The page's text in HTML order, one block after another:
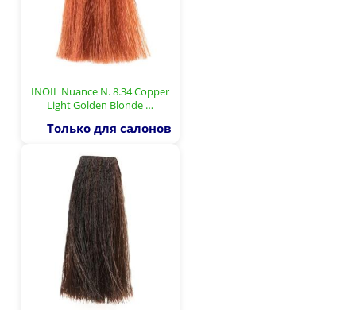
INOIL Nuance N. 8.34 Copper
Light Golden Blonde …
Только для салонов